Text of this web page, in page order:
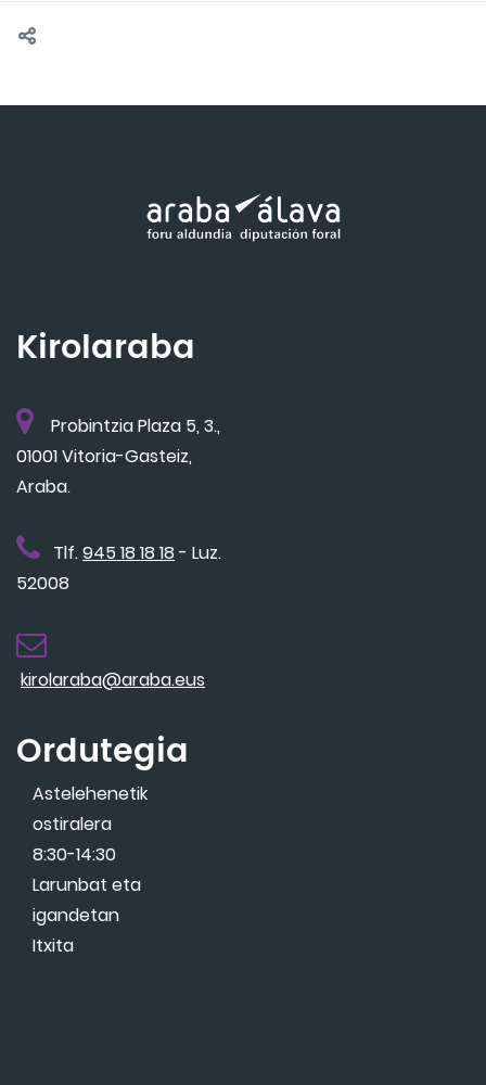
Kirolaraba
Probintzia Plaza 5, 3.,
01001 Vitoria-Gasteiz,
Araba.
Tlf.945 18 18 18 - Luz.
52008
kirolaraba@araba.eus
Ordutegia
Astelehenetik
ostiralera
8:30-14:30
Larunbat eta
igandetan
Itxita